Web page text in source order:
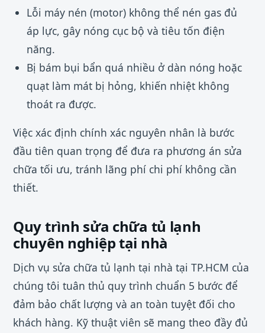
Lỗi máy nén (motor) không thể nén gas đủ
áp lực, gây nóng cục bộ và tiêu tốn điện
năng.
Bị bám bụi bẩn quá nhiều ở dàn nóng hoặc
quạt làm mát bị hỏng, khiến nhiệt không
thoát ra được.
Việc xác định chính xác nguyên nhân là bước
đầu tiên quan trọng để đưa ra phương án sửa
chữa tối ưu, tránh lãng phí chi phí không cần
thiết.
Quy trình sửa chữa tủ lạnh
chuyên nghiệp tại nhà
Dịch vụ sửa chữa tủ lạnh tại nhà tại TP.HCM của
chúng tôi tuân thủ quy trình chuẩn 5 bước để
đảm bảo chất lượng và an toàn tuyệt đối cho
khách hàng. Kỹ thuật viên sẽ mang theo đầy đủ